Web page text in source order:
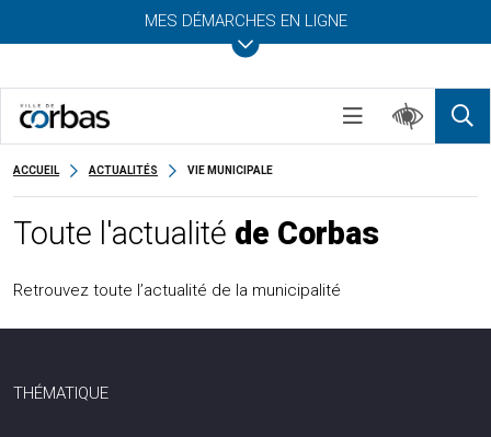
MES DÉMARCHES EN LIGNE
ACCUEIL ACTUALITÉS VIE MUNICIPALE
Toute l'actualité de Corbas
Retrouvez toute l’actualité de la municipalité
THÉMATIQUE